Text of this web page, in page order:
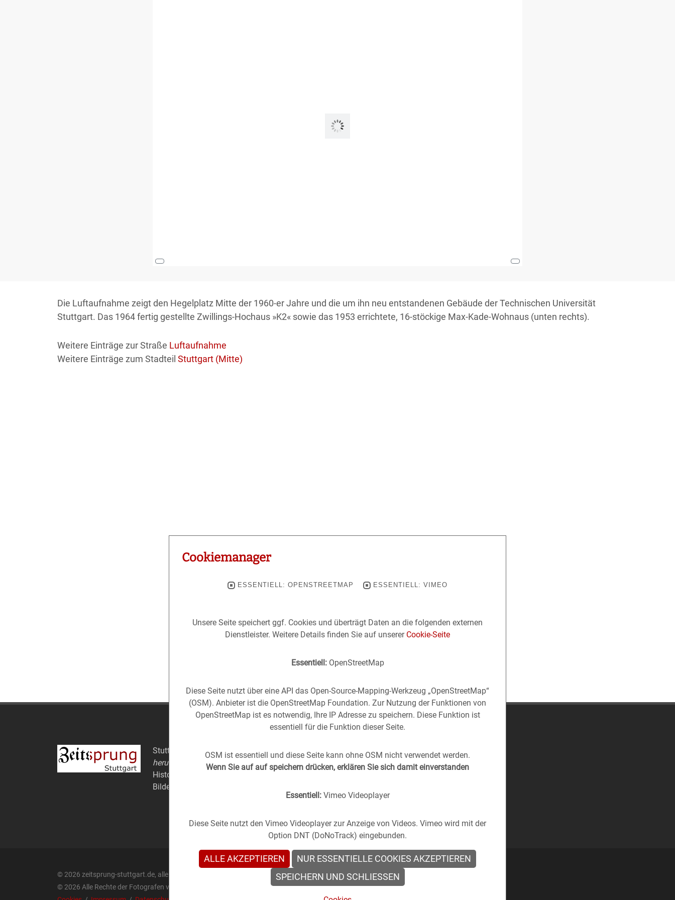
Die Luftaufnahme zeigt den Hegelplatz Mitte der 1960-er Jahre und die um ihn neu entstandenen Gebäude der Technischen Universität
Stuttgart. Das 1964 fertig gestellte Zwillings-Hochaus »K2« sowie das 1953 errichtete, 16-stöckige Max-Kade-Wohnaus (unten rechts).
Weitere Einträge zur Straße Luftaufnahme
Weitere Einträge zum Stadteil Stuttgart (Mitte)
Stuttgart aus derVergangenheitin die Gegenwart geholt -
(oder anders
herum).
Historische Fotos aus Stuttgart im direkten Vergleich mit zeitgenössischen
Bildern.
© 2026 zeitsprung-stuttgart.de, alle Rechte vorbehalten
© 2026 Alle Rechte der Fotografen vorbehalten.
Cookiemanager
ESSENTIELL: OPENSTREETMAP ESSENTIELL: VIMEO
Unsere Seite speichert ggf. Cookies und überträgt Daten an die folgenden externen
Dienstleister. Weitere Details finden Sie auf unserer Cookie-Seite
Essentiell:OpenStreetMap
Diese Seite nutzt über eine API das Open-Source-Mapping-Werkzeug „OpenStreetMap“
(OSM). Anbieter ist die OpenStreetMap Foundation. Zur Nutzung der Funktionen von
OpenStreetMap ist es notwendig, Ihre IP Adresse zu speichern. Diese Funktion ist
essentiell für die Funktion dieser Seite.
OSM ist essentiell und diese Seite kann ohne OSM nicht verwendet werden.
Wenn Sie auf auf speichern drücken, erklären Sie sich damit einverstanden
Essentiell:Vimeo Videoplayer
Diese Seite nutzt den Vimeo Videoplayer zur Anzeige von Videos. Vimeo wird mit der
Option DNT (DoNoTrack) eingebunden.
ALLE AKZEPTIEREN
NUR ESSENTIELLE COOKIES AKZEPTIEREN
SPEICHERN UND SCHLIESSEN